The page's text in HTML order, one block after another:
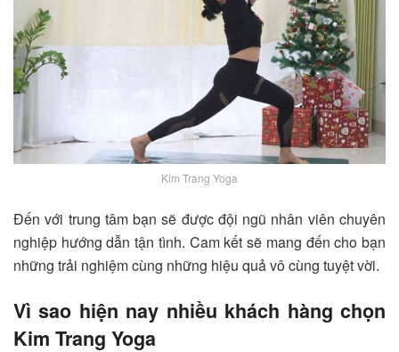
Kim Trang Yoga
Đến với trung tâm bạn sẽ được đội ngũ nhân viên chuyên
nghiệp hướng dẫn tận tình. Cam kết sẽ mang đến cho bạn
những trải nghiệm cùng những hiệu quả vô cùng tuyệt vời.
Vì sao hiện nay nhiều khách hàng chọn
Kim Trang Yoga